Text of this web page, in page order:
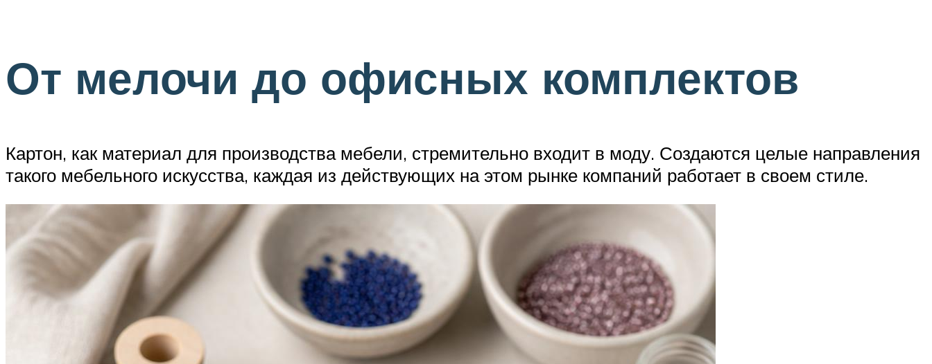
От мелочи до офисных комплектов
Картон, как материал для производства мебели, стремительно входит в моду. Создаются целые направления
такого мебельного искусства, каждая из действующих на этом рынке компаний работает в своем стиле.